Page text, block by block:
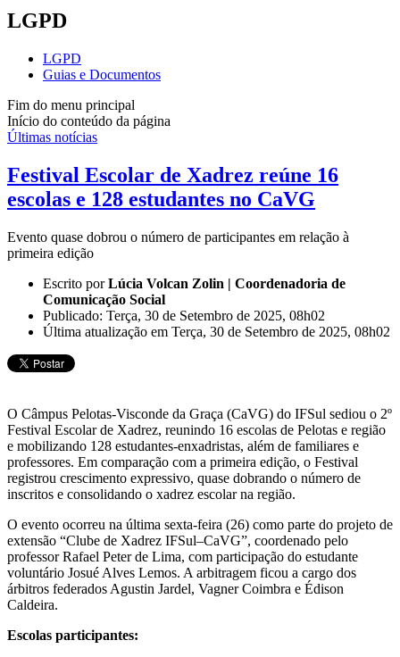
LGPD
LGPD
Guias e Documentos
Fim do menu principal
Início do conteúdo da página
Últimas notícias
Festival Escolar de Xadrez reúne 16
escolas e 128 estudantes no CaVG
Evento quase dobrou o número de participantes em relação à
primeira edição
Escrito porLúcia Volcan Zolin | Coordenadoria de
Comunicação Social
Publicado: Terça, 30 de Setembro de 2025, 08h02
Última atualização em Terça, 30 de Setembro de 2025, 08h02
O Câmpus Pelotas-Visconde da Graça (CaVG) do IFSul sediou o 2º
Festival Escolar de Xadrez, reunindo 16 escolas de Pelotas e região
e mobilizando 128 estudantes-enxadristas, além de familiares e
professores. Em comparação com a primeira edição, o Festival
registrou crescimento expressivo, quase dobrando o número de
inscritos e consolidando o xadrez escolar na região.
O evento ocorreu na última sexta-feira (26) como parte do projeto de
extensão “Clube de Xadrez IFSul–CaVG”, coordenado pelo
professor Rafael Peter de Lima, com participação do estudante
voluntário Josué Alves Lemos. A arbitragem ficou a cargo dos
árbitros federados Agustin Jardel, Vagner Coimbra e Édison
Caldeira.
Escolas participantes: